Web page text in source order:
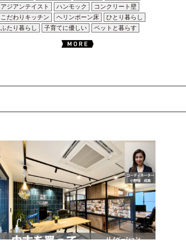
アジアンテイスト
ハンモック
コンクリート壁
こだわりキッチン
ヘリンボーン床
ひとり暮らし
ふたり暮らし
子育てに優しい ペットと暮らす